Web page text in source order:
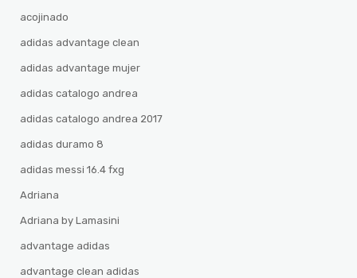
acojinado
adidas advantage clean
adidas advantage mujer
adidas catalogo andrea
adidas catalogo andrea 2017
adidas duramo 8
adidas messi 16.4 fxg
Adriana
Adriana by Lamasini
advantage adidas
advantage clean adidas